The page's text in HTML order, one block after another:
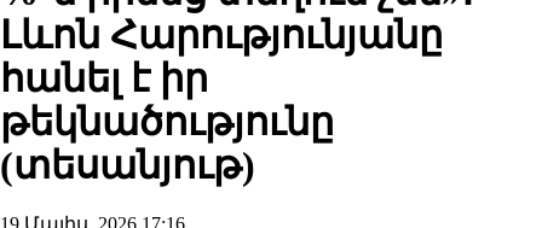
Լևոն Հարությունյանը
հանել է իր
թեկնածությունը
(տեսանյութ)
19 Մայիս, 2026 17:16